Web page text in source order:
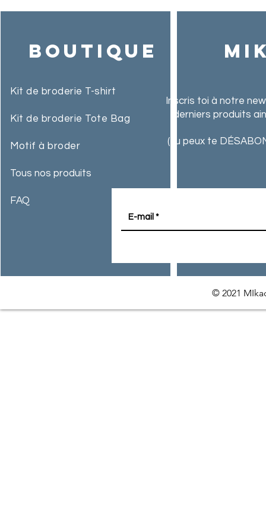
Boutique
Kit de broderie T-shirt
Kit de broderie Tote Bag
Motif à broder
Tous nos produits
FAQ
Inscris toi à notre
derniers produits
(Tu peux te
© 2021